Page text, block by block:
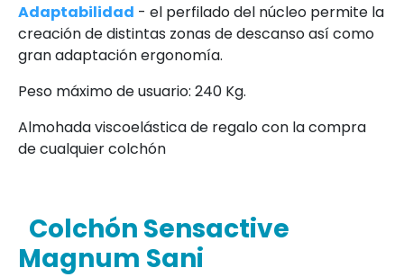
Adaptabilidad - el perfilado del núcleo permite la
creación de distintas zonas de descanso así como
gran adaptación ergonomía.
Peso máximo de usuario: 240 Kg.
Almohada viscoelástica de regalo con la compra
de cualquier colchón
Colchón Sensactive
Magnum Sani